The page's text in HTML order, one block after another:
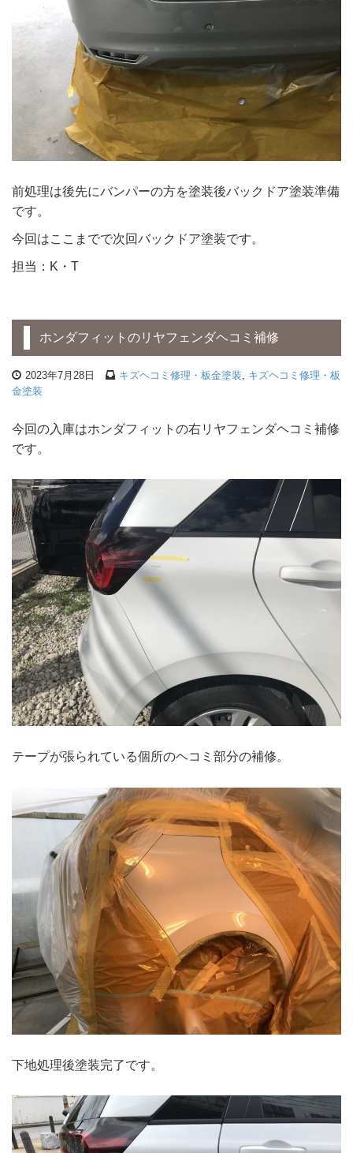
前処理は後先にバンパーの方を塗装後バックドア塗装準備
です。
今回はここまでで次回バックドア塗装です。
担当：K・T
ホンダフィットのリヤフェンダヘコミ補修
2023年7月28日 キズヘコミ修理・板金塗装
キズヘコミ修理・板
金塗装
今回の入庫はホンダフィットの右リヤフェンダヘコミ補修
です。
テープが張られている個所のヘコミ部分の補修。
下地処理後塗装完了です。